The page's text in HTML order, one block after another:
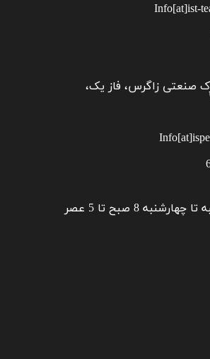
Info[at]ist-
صنعتی زاگرس، فاز یک،
چهارشنبه 8 صبح تا 5 عصر